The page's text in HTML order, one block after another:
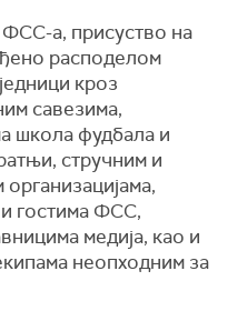
ФСС-а, присуство на
расподелом
кроз
савезима,
школа фудбала и
стручним и
гостима ФСС,
медија, као и
неопходним за